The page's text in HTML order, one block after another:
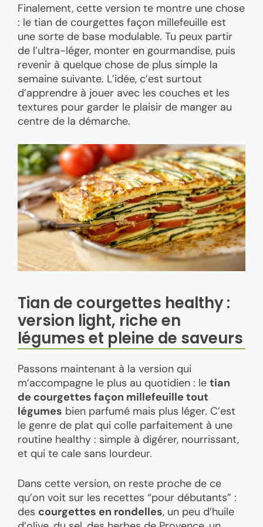
Finalement, cette version te montre une chose
: le tian de courgettes façon millefeuille est
une sorte de base modulable. Tu peux partir
de l’ultra-léger, monter en gourmandise, puis
revenir à quelque chose de plus simple la
semaine suivante. L’idée, c’est surtout
d’apprendre à jouer avec les couches et les
textures pour garder le plaisir de manger au
centre de la démarche.
Tian de courgettes healthy :
version light, riche en
légumes et pleine de saveurs
Passons maintenant à la version qui
m’accompagne le plus au quotidien : le tian
de courgettes façon millefeuille tout
légumes bien parfumé mais plus léger. C’est
le genre de plat qui colle parfaitement à une
routine healthy : simple à digérer, nourrissant,
et qui te cale sans lourdeur.
Dans cette version, on reste proche de ce
qu’on voit sur les recettes “pour débutants” :
des courgettes en rondelles, un peu d’huile